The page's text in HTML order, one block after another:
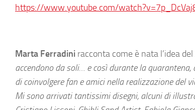
https://www.youtube.com/
Marta Ferradini racconta come è nata l’idea
accendono da soli… e così durante la
di coinvolgere fan e amici nella realizzazione del
Mi sono arrivati tantissimi disegni, alcuni di